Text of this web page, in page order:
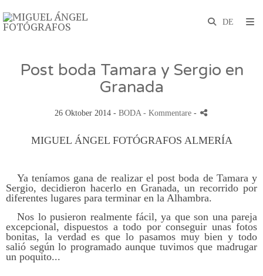
Post boda Tamara y Sergio en
Granada
26 Oktober 2014 - BODA - Kommentare -
MIGUEL ÁNGEL FOTÓGRAFOS ALMERÍA
Ya teníamos gana de realizar el post boda de Tamara y
Sergio, decidieron hacerlo en Granada, un recorrido por
diferentes lugares para terminar en la Alhambra.
Nos lo pusieron realmente fácil, ya que son una pareja
excepcional, dispuestos a todo por conseguir unas fotos
bonitas, la verdad es que lo pasamos muy bien y todo
salió según lo programado aunque tuvimos que madrugar
un poquito...